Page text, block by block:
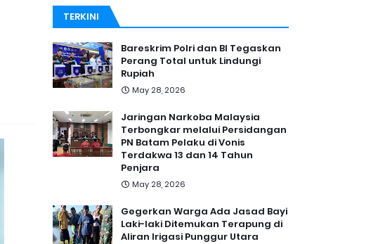
TERKINI
Bareskrim Polri dan BI Tegaskan
Perang Total untuk Lindungi
Rupiah
May 28, 2026
Jaringan Narkoba Malaysia
Terbongkar melalui Persidangan
PN Batam Pelaku di Vonis
Terdakwa 13 dan 14 Tahun
Penjara
May 28, 2026
Gegerkan Warga Ada Jasad Bayi
Laki-laki Ditemukan Terapung di
Aliran Irigasi Punggur Utara